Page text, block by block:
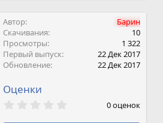
Автор
Барин
Скачивания
10
Просмотры
1 322
Первый выпуск
22 Дек 2017
Обновление
22 Дек 2017
Оценки
0 оценок